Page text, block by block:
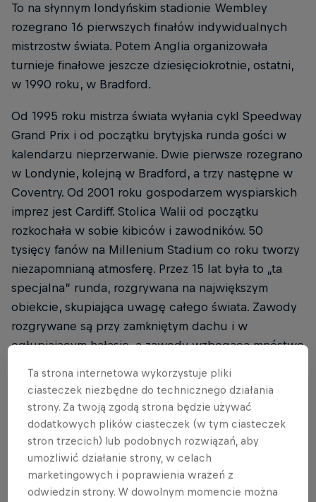
To na słynnym londyńskim stadionie Wembley
rozegrano 16 pierwszych finałów indywidualnych
mistrzostw świata. Potem Anglia organizowała
turnieje finałowe jeszcze dziesięciokrotnie, ostatni,
w 1990 roku, w Bradford.
Od 1995 roku mistrza świata wyłania cykl Speedway
Grand Prix i od początku brytyjska runda gości w
kalendarzu nieprzerwanie. Dwie pierwsze rozegrano
w Londynie, kolejną w Bradford, a trzy następne w
Coventry. Od 2001 roku gospodarzem wyspiarskich
imprez jest Cardiff. Stolica Walii od początku
rozkochała w sobie kibiców i zawodników. 50
tysięcy fanów na Millenium Stadium co roku tworzy
niezapomnianą atmosferę. Przez 15 lat była to „ta
specjalna” runda, rozgrywana na największym
obiekcie, skupiająca uwagę całego świata. Zawody
rozgrywane są przy zamkniętym dachu i w
ogłupiającym hałasie, a zawody wzbogaca mnóstwo
gwiazdy światowego motorsportu, znani muzycy i
szychy showbiznesu.
Dlatego w Cardiff chce wygrać każdy. Ale udało się
nielicznym. W ciągu 22 lat na podium Grand Prix
Ta strona internetowa wykorzystuje pliki
ciasteczek niezbędne do technicznego działania
strony. Za twoją zgodą strona będzie używać
dodatkowych plików ciasteczek (w tym ciasteczek
stron trzecich) lub podobnych rozwiązań, aby
umożliwić działanie strony, w celach
marketingowych i poprawienia wrażeń z
odwiedzin strony. W dowolnym momencie można